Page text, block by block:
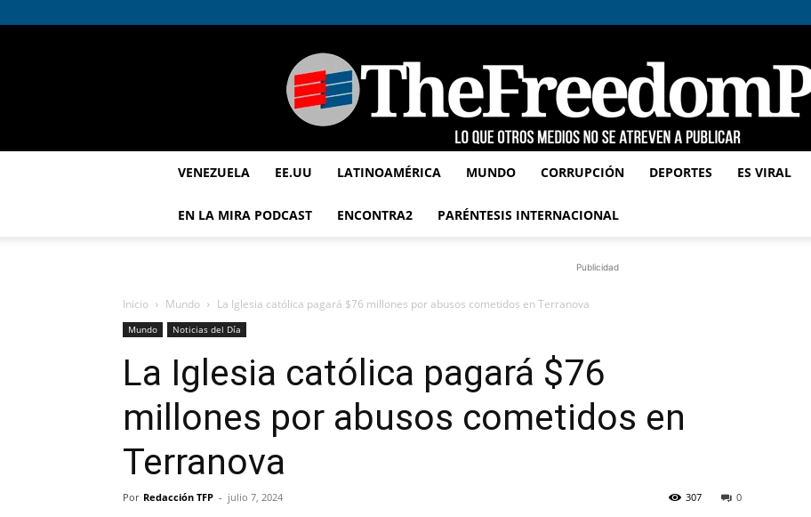
TheFreedomPost
VENEZUELA EE.UU LATINOAMÉRICA MUNDO CORRUPCIÓN DEPORTES ES VIRAL
EN LA MIRA PODCAST ENCONTRA2 PARÉNTESIS INTERNACIONAL
Publicidad
Inicio Mundo La Iglesia católica pagará $76 millones por abusos cometidos en Terranova
Mundo Noticias del Día
La Iglesia católica pagará $76
millones por abusos cometidos en
Terranova
Por Redacción TFP - julio 7, 2024 0
307